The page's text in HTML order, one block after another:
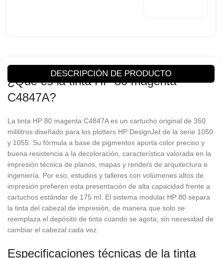
Compatibilidad 1050C/1055Cm
Rendimiento 350Ml
Marca
Hewlett-
Packard
Condición
DESCRIPCIÓN DE PRODUCTO
¿Qué es la tinta HP 80 magenta
C4847A?
La tinta HP 80 magenta C4847A es un cartucho original de 350
mililitros diseñado para los plotters HP DesignJet de la serie 1050
y 1055. Su fórmula a base de pigmentos aporta color preciso y
buena resistencia a la decoloración, característica valorada en la
impresión técnica de planos, mapas y renders de arquitectura e
ingeniería. Por eso, estudios y talleres con volúmenes altos de
impresión prefieren esta presentación de alta capacidad frente a
cartuchos estándar de 175 ml. El sistema modular HP 80 separa
la tinta del cabezal de impresión, de manera que solo se
reemplaza el depósito de tinta cuando se agota, sin necesidad de
cambiar el cabezal cada vez.
Especificaciones técnicas de la tinta